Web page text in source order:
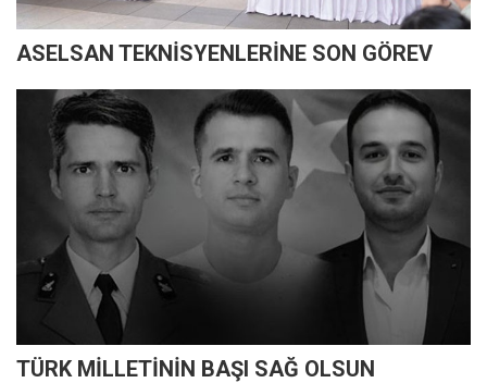
ASELSAN TEKNİSYENLERİNE SON GÖREV
TÜRK MİLLETİNİN BAŞI SAĞ OLSUN